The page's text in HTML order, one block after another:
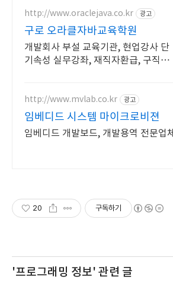
http://www.oraclejava.co.kr 광고
구로 오라클자바교육학원
개발회사 부설 교육기관, 현업강사 단
기속성 실무강좌, 재직자환급, 구직자
http://www.mvlab.co.kr 광고
임베디드 시스템 마이크로비젼
임베디드 개발보드, 개발용역 전문업체
20 구독하기
'프로그래밍 정보' 관련 글